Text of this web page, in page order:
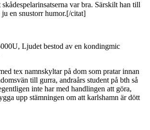
var bra. Särskilt han till
en snustorr humor.[/citat]
Ljudet bestod av en kondingmic
tex namnskyltar på dom som pratar innan
till gurra, andraårs student på bth så
inte har med handlingen att göra,
upp stämningen om att karlshamn är dött